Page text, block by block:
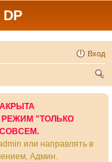
Вход
РЕЖИМ "ТОЛЬКО
СОВСЕМ.
или направлять в
Админ.